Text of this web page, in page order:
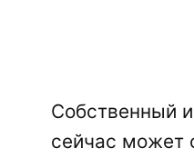
Собственный
сейчас может